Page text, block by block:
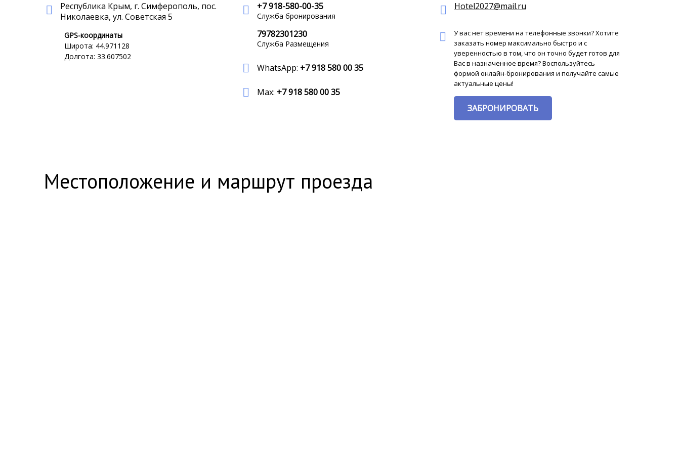
Республика Крым, г. Симферополь, пос.
Николаевка, ул. Советская 5
GPS-координаты
Широта: 44.971128
Долгота: 33.607502
+7 918-580-00-35
Служба бронирования
79782301230
Служба Размещения
WhatsApp: +7 918 580 00 35
Max: +7 918 580 00 35
Hotel2027@mail.ru
У вас нет времени на телефонные звонки? Хотите
заказать номер максимально быстро и с
уверенностью в том, что он точно будет готов для
Вас в назначенное время? Воспользуйтесь
формой онлайн-бронирования и получайте самые
актуальные цены!
ЗАБРОНИРОВАТЬ
Местоположение и маршрут проезда